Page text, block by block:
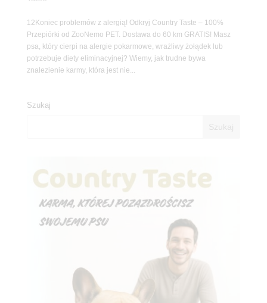
12Koniec problemów z alergią! Odkryj Country Taste – 100%
Przepiórki od ZooNemo PET. Dostawa do 60 km GRATIS! Masz
psa, który cierpi na alergie pokarmowe, wrażliwy żołądek lub
potrzebuje diety eliminacyjnej? Wiemy, jak trudne bywa
znalezienie karmy, która jest nie...
Szukaj